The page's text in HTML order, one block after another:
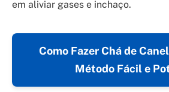
em aliviar gases e inchaço.
Como Fazer Chá de
Método Fácil e